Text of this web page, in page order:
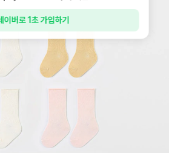
이버로 1초 가입하기